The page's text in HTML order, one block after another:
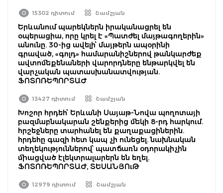
15302 դիտում Շամշյան
Երևանում պարեկներն իրականացրել են
օպերացիա, որը կրել է «Պատժել մայթագողերին»
անունը. 30-ից ավելի՝ մայթերն ապօրինի
գրաված, «գոլդ» համարանիշներով թանկարժեք
ավտոմեքենաների վարորդները ենթարկվել են
վարչական պատասխանատվության.
ՖՈՏՈՌԵՊՈՐՏԱԺ
13427 դիտում Շամշյան
Խոշոր հրդեհ՝ Երևանի Սայաթ-Նովա պողոտայի
բազմաբնակարան շենքերից մեկի 8-րդ հարկում.
հրշեջները տարհանել են քաղաքացիներին.
հրդեհը գազի հետ կապ չի ունեցել. նախնական
տեղեկություններով՝ պատճառն օդորակիչին
միացված էլեկտրալարերն են եղել.
ՖՈՏՈՌԵՊՈՐՏԱԺ, ՏԵՍԱՆՅՈւԹ
12979 դիտում Շամշյան